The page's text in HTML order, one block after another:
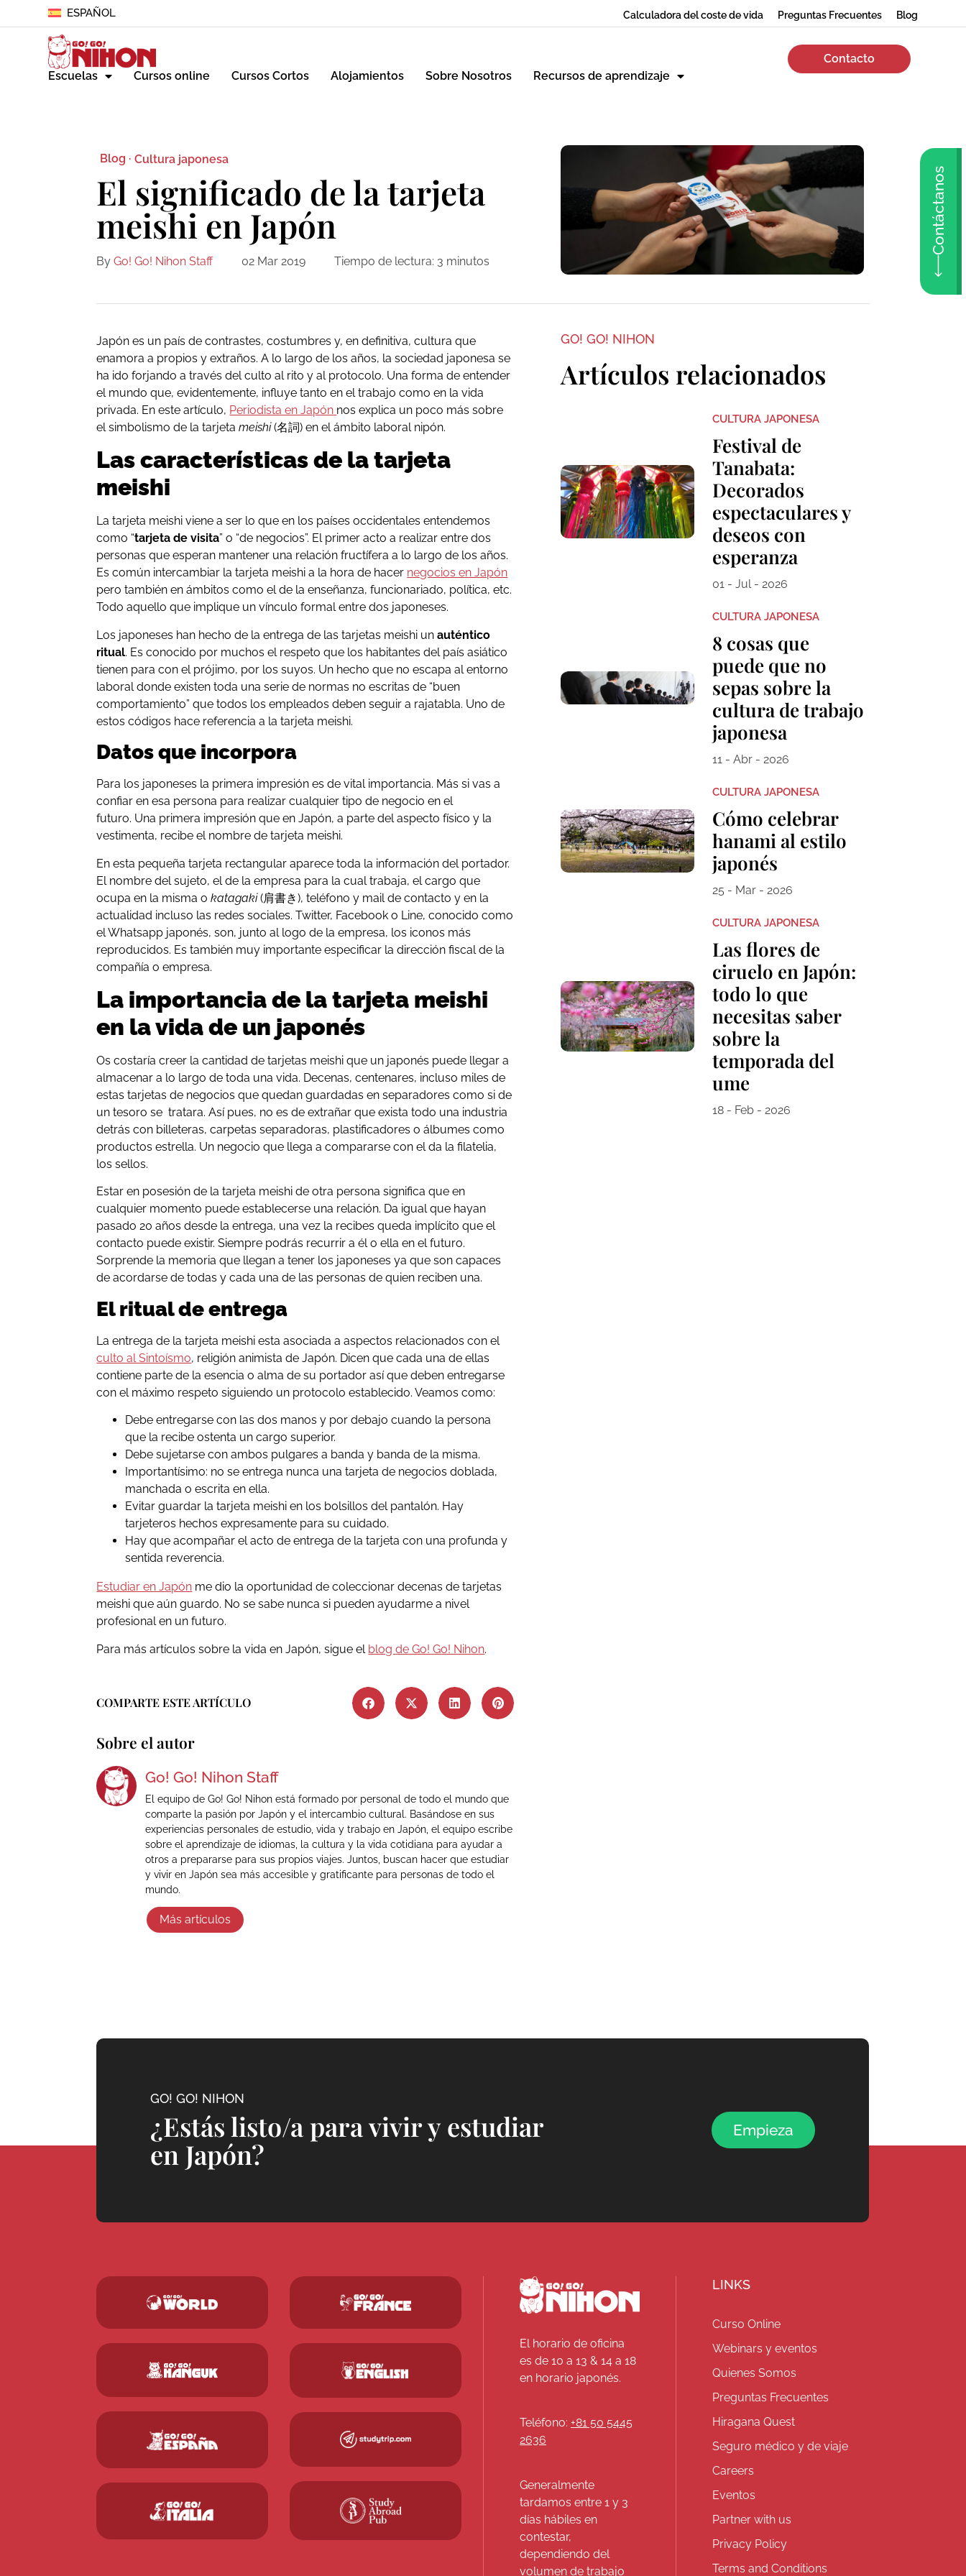
ESPAÑOL Calculadora del coste de vida Preguntas Frecuentes Blog
Escuelas Cursos online Cursos Cortos Alojamientos Sobre Nosotros Recursos de aprendizaje
Contacto
Contáctanos
Blog · Cultura japonesa
El significado de la tarjeta
meishi en Japón
By Go! Go! Nihon Staff 02 Mar 2019 Tiempo de lectura: 3 minutos
Japón es un país de contrastes, costumbres y, en definitiva, cultura que
enamora a propios y extraños. A lo largo de los años, la sociedad japonesa se
ha ido forjando a través del culto al rito y al protocolo. Una forma de entender
el mundo que, evidentemente, influye tanto en el trabajo como en la vida
privada. En este artículo, Periodista en Japón nos explica un poco más sobre
el simbolismo de la tarjetameishi(名詞) en el ámbito laboral nipón.
Las características de la tarjeta
meishi
La tarjeta meishi viene a ser lo que en los países occidentales entendemos
como “tarjeta de visita” o “de negocios”. El primer acto a realizar entre dos
personas que esperan mantener una relación fructífera a lo largo de los años.
Es común intercambiar la tarjeta meishi a la hora de hacer negocios en Japón
pero también en ámbitos como el de la enseñanza, funcionariado, política, etc.
Todo aquello que implique un vínculo formal entre dos japoneses.
Los japoneses han hecho de la entrega de las tarjetas meishi unauténtico
ritual. Es conocido por muchos el respeto que los habitantes del país asiático
tienen para con el prójimo, por los suyos. Un hecho que no escapa al entorno
laboral donde existen toda una serie de normas no escritas de “buen
comportamiento” que todos los empleados deben seguir a rajatabla. Uno de
estos códigos hace referencia a la tarjeta meishi.
Datos que incorpora
Para los japoneses la primera impresión es de vital importancia. Más si vas a
confiar en esa persona para realizar cualquier tipo de negocio en el
futuro. Una primera impresión que en Japón, a parte del aspecto físico y la
vestimenta, recibe el nombre de tarjeta meishi.
En esta pequeña tarjeta rectangular aparece toda la información del portador.
El nombre del sujeto, el de la empresa para la cual trabaja, el cargo que
ocupa en la misma o katagaki(肩書き), teléfono y mail de contacto y en la
actualidad incluso las redes sociales. Twitter, Facebook o Line, conocido como
el Whatsapp japonés, son, junto al logo de la empresa, los iconos más
reproducidos. Es también muy importante especificar la dirección fiscal de la
compañía o empresa.
La importancia de la tarjeta meishi
en la vida de un japonés
Os costaría creer la cantidad de tarjetas meishi que un japonés puede llegar a
almacenar a lo largo de toda una vida. Decenas, centenares, incluso miles de
estas tarjetas de negocios que quedan guardadas en separadores como si de
un tesoro se tratara. Así pues, no es de extrañar que exista todo una industria
detrás con billeteras, carpetas separadoras, plastificadores o álbumes como
productos estrella. Un negocio que llega a compararse con el da la filatelia,
los sellos.
Estar en posesión de la tarjeta meishi de otra persona significa que en
cualquier momento puede establecerse una relación. Da igual que hayan
pasado 20 años desde la entrega, una vez la recibes queda implícito que el
contacto puede existir. Siempre podrás recurrir a él o ella en el futuro.
Sorprende la memoria que llegan a tener los japoneses ya que son capaces
de acordarse de todas y cada una de las personas de quien reciben una.
El ritual de entrega
La entrega de la tarjeta meishi esta asociada a aspectos relacionados con el
culto al Sintoísmo, religión animista de Japón. Dicen que cada una de ellas
contiene parte de la esencia o alma de su portador así que deben entregarse
con el máximo respeto siguiendo un protocolo establecido. Veamos como:
Debe entregarse con las dos manos y por debajo cuando la persona
que la recibe ostenta un cargo superior.
Debe sujetarse con ambos pulgares a banda y banda de la misma.
Importantísimo: no se entrega nunca una tarjeta de negocios doblada,
manchada o escrita en ella.
Evitar guardar la tarjeta meishi en los bolsillos del pantalón. Hay
tarjeteros hechos expresamente para su cuidado.
Hay que acompañar el acto de entrega de la tarjeta con una profunda y
sentida reverencia.
Estudiar en Japón me dio la oportunidad de coleccionar decenas de tarjetas
meishi que aún guardo. No se sabe nunca si pueden ayudarme a nivel
profesional en un futuro.
Para más artículos sobre la vida en Japón, sigue el blog de Go! Go! Nihon.
COMPARTE ESTE ARTÍCULO
Sobre el autor
Go! Go! Nihon Staff
El equipo de Go! Go! Nihon está formado por personal de todo el mundo que
comparte la pasión por Japón y el intercambio cultural. Basándose en sus
experiencias personales de estudio, vida y trabajo en Japón, el equipo escribe
sobre el aprendizaje de idiomas, la cultura y la vida cotidiana para ayudar a
otros a prepararse para sus propios viajes. Juntos, buscan hacer que estudiar
y vivir en Japón sea más accesible y gratificante para personas de todo el
mundo.
Más artículos
GO! GO! NIHON
Artículos relacionados
CULTURA JAPONESA
Festival de
Tanabata:
Decorados
espectaculares y
deseos con
esperanza
01 - Jul - 2026
CULTURA JAPONESA
8 cosas que
puede que no
sepas sobre la
cultura de trabajo
japonesa
11 - Abr - 2026
CULTURA JAPONESA
Cómo celebrar
hanami al estilo
japonés
25 - Mar - 2026
CULTURA JAPONESA
Las flores de
ciruelo en Japón:
todo lo que
necesitas saber
sobre la
temporada del
ume
18 - Feb - 2026
GO! GO! NIHON
¿Estás listo/a para vivir y estudiar
en Japón?
Empieza
El horario de oficina
es de 10 a 13 & 14 a 18
en horario japonés.
Teléfono: +81 50 5445
2636
Generalmente
tardamos entre 1 y 3
días hábiles en
contestar,
dependiendo del
volumen de trabajo
LINKS
Curso Online
Webinars y eventos
Quienes Somos
Preguntas Frecuentes
Hiragana Quest
Seguro médico y de viaje
Careers
Eventos
Partner with us
Privacy Policy
Terms and Conditions